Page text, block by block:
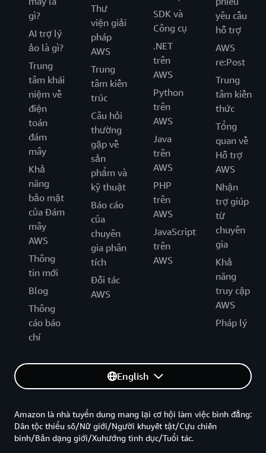
gì?
AI trợ lý
ảo là gì?
Trung
tâm khái
niệm về
điện
toán
đám
mây
Khả
năng
bảo mật
của Đám
mây
AWS
Thông
tin mới
Blog
Thông
cáo báo
chí
Thư
viện giải
pháp
AWS
Trung
tâm kiến
trúc
Câu hỏi
thường
gặp về
sản
phẩm và
kỹ thuật
Báo cáo
của
chuyên
gia phân
tích
Đối tác
AWS
SDK và
Công cụ
.NET
trên
AWS
Python
trên
AWS
Java
trên
AWS
PHP
trên
AWS
JavaScript
trên
AWS
yêu cầu
hỗ trợ
AWS
re:Post
Trung
tâm kiến
thức
Tổng
quan về
Hỗ trợ
AWS
Nhận
trợ giúp
từ
chuyên
gia
Khả
năng
truy cập
AWS
Pháp lý
English
Amazon là nhà tuyển dung mang lại cơ hội làm việc bình đẳng:
Dân tộc thiểu số/Nữ giới/Người khuyết tật/Cựu chiến
binh/Bản dạng giới/Xuhướng tình dục/Tuổi tác.